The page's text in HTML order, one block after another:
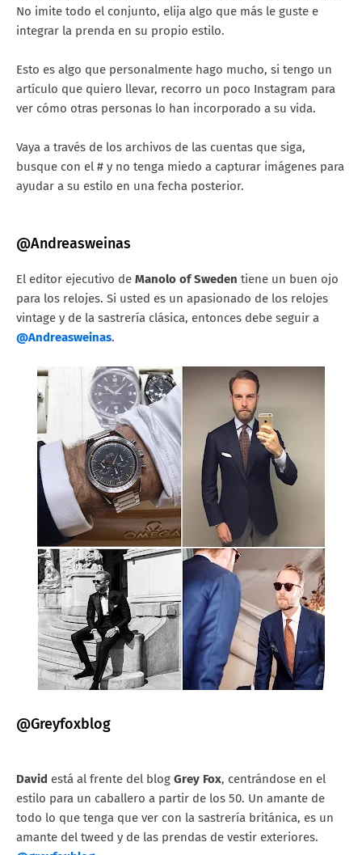
No imite todo el conjunto, elija algo que más le guste e
integrar la prenda en su propio estilo.
Esto es algo que personalmente hago mucho, si tengo un
artículo que quiero llevar, recorro un poco Instagram para
ver cómo otras personas lo han incorporado a su vida.
Vaya a través de los archivos de las cuentas que siga,
busque con el # y no tenga miedo a capturar imágenes para
ayudar a su estilo en una fecha posterior.
@Andreasweinas
El editor ejecutivo de Manolo of Sweden tiene un buen ojo
para los relojes. Si usted es un apasionado de los relojes
vintage y de la sastrería clásica, entonces debe seguir a
@Andreasweinas.
@Greyfoxblog
David está al frente del blog Grey Fox, centrándose en el
estilo para un caballero a partir de los 50. Un amante de
todo lo que tenga que ver con la sastrería británica, es un
amante del tweed y de las prendas de vestir exteriores.